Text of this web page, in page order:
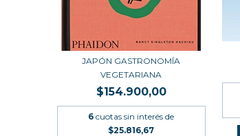
JAPÓN GASTRONOMÍA
VEGETARIANA
$154.900,00
6 cuotas sin interés de
$25.816,67